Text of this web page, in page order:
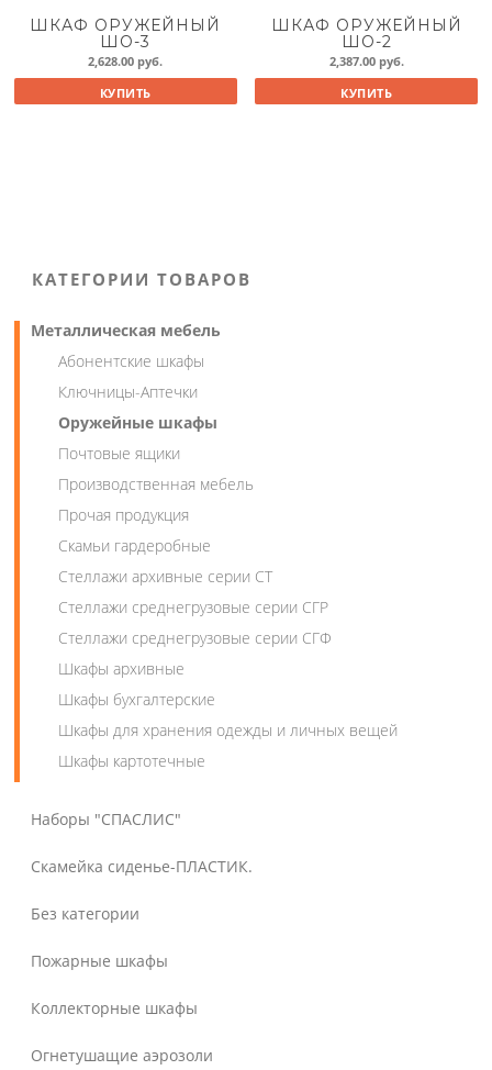
ШКАФ ОРУЖЕЙНЫЙ
ШО-3
2,628.00 руб.
КУПИТЬ
ШКАФ ОРУЖЕЙНЫЙ
ШО-2
2,387.00 руб.
КУПИТЬ
КАТЕГОРИИ ТОВАРОВ
Металлическая мебель
Абонентские шкафы
Ключницы-Аптечки
Оружейные шкафы
Почтовые ящики
Производственная мебель
Прочая продукция
Скамьи гардеробные
Стеллажи архивные серии СТ
Стеллажи среднегрузовые серии СГР
Стеллажи среднегрузовые серии СГФ
Шкафы архивные
Шкафы бухгалтерские
Шкафы для хранения одежды и личных вещей
Шкафы картотечные
Наборы "СПАСЛИС"
Скамейка сиденье-ПЛАСТИК.
Без категории
Пожарные шкафы
Коллекторные шкафы
Огнетушащие аэрозоли